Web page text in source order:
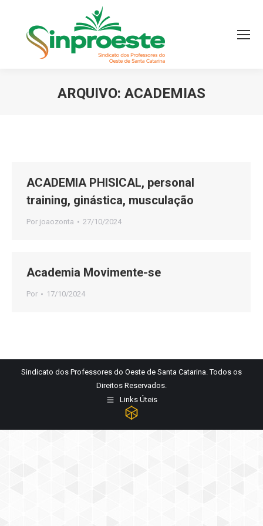
ARQUIVO: ACADEMIAS
ACADEMIA PHISICAL, personal
training, ginástica, musculação
Por joaozonta 27/10/2024
Academia Movimente-se
Por 17/10/2024
Sindicato dos Professores do Oeste de Santa Catarina. Todos os
Direitos Reservados.
Links Úteis